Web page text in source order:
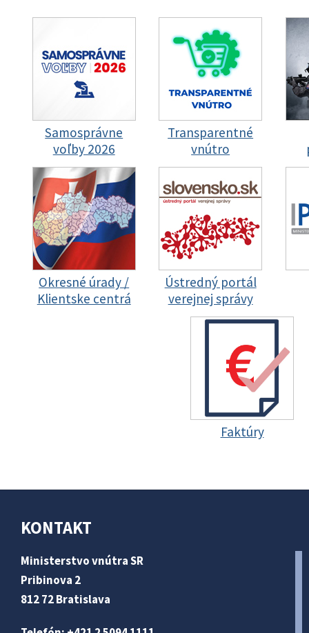
Samosprávne
voľby 2026
Transparentné
vnútro
Okresné úrady /
Klientske centrá
Ústredný portál
verejnej správy
Faktúry
KONTAKT
Ministerstvo vnútra SR
Pribinova 2
812 72 Bratislava